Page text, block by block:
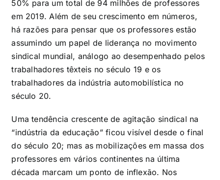
50% para um total de 94 milhões de professores
em 2019. Além de seu crescimento em números,
há razões para pensar que os professores estão
assumindo um papel de liderança no movimento
sindical mundial, análogo ao desempenhado pelos
trabalhadores têxteis no século 19 e os
trabalhadores da indústria automobilística no
século 20.
Uma tendência crescente de agitação sindical na
“indústria da educação” ficou visível desde o final
do século 20; mas as mobilizações em massa dos
professores em vários continentes na última
década marcam um ponto de inflexão. Nos